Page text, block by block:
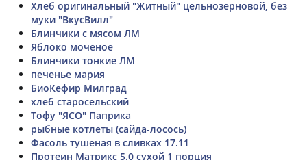
Хлеб оригинальный "Житный" цельнозерновой, без
муки "ВкусВилл"
Блинчики с мясом ЛМ
Яблоко моченое
Блинчики тонкие ЛМ
печенье мария
БиоКефир Милград
хлеб старосельский
Тофу "ЯСО" Паприка
рыбные котлеты (сайда-лосось)
Фасоль тушеная в сливках 17.11
Протеин Матрикс 5.0 сухой 1 порция